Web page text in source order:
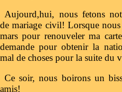
Aujourd,hui, nous fetons
de mariage civil! Lorsque nous
mars pour renouveler ma
demande pour obtenir la
mal de choses pour la suite du
Ce soir, nous boirons un
amis!